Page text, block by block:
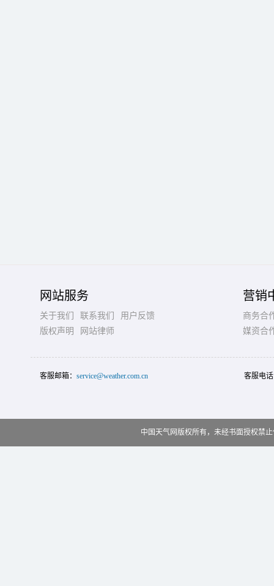
网站服务
关于我们 联系我们
用户反馈
版权声明
网站律师
营销
商务合
媒资合
客服邮箱： service@weather.com.cn 客服电
中国天气网版权所有，未经书面授权